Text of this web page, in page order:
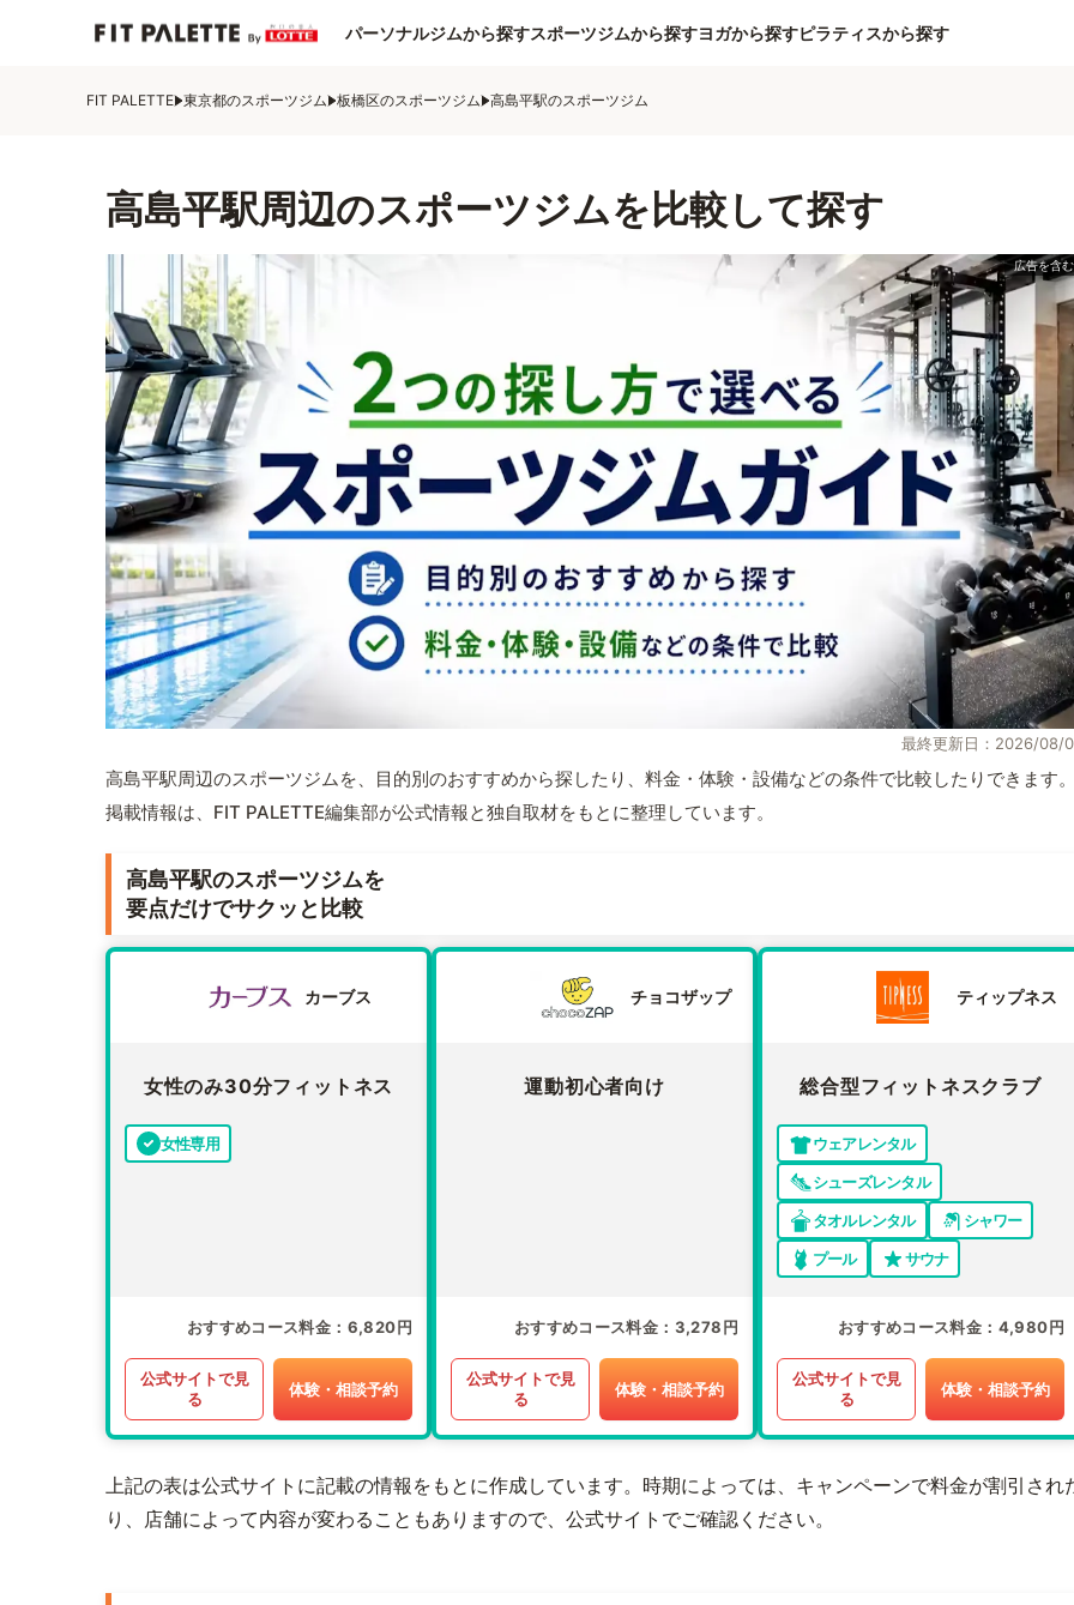
パーソナルジムから探すスポーツジムから探すヨガから探すピラティスから探す
FIT PALETTE 東京都のスポーツジム 板橋区のスポーツジム 高島平駅のスポーツジム
高島平駅周辺のスポーツジムを比較して探す
最終更新日：2026/08/
高島平駅周辺のスポーツジムを、目的別のおすすめから探したり、料金・体験・設備などの条件で比較したりできます
掲載情報は、FIT PALETTE編集部が公式情報と独自取材をもとに整理しています。
高島平駅のスポーツジムを
要点だけでサクッと比較
カーブス
女性のみ30分フィットネス
女性専用
おすすめコース料金 6,820円
公式サイトで見
る
体験・相談予約
チョコザップ
運動初心者向け
おすすめコース料金 3,278円
公式サイトで見
る
体験・相談予約
ティップネス
総合型フィットネスクラブ
ウェアレンタル
シューズレンタル
タオルレンタル
シャワー
プール
サウナ
おすすめコース料金 4,980円
公式サイトで見
る
体験・相談予約
上記の表は公式サイトに記載の情報をもとに作成しています。時期によっては、キャンペーンで料金が割引され
り、店舗によって内容が変わることもありますので、公式サイトでご確認ください。